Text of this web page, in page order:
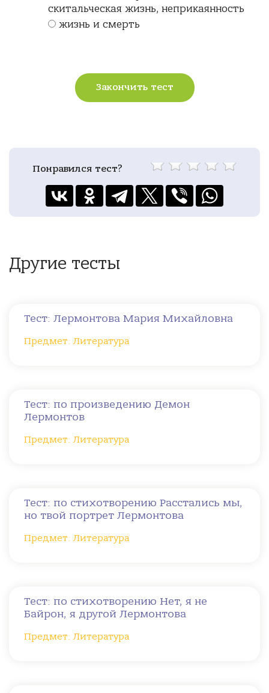
скитальческая жизнь, неприкаянность
жизнь и смерть
Закончить тест
Понравился тест?
Другие тесты
Тест: Лермонтова Мария Михайловна
Предмет: Литература
Тест: по произведению Демон
Лермонтов
Предмет: Литература
Тест: по стихотворению Расстались мы,
но твой портрет Лермонтова
Предмет: Литература
Тест: по стихотворению Нет, я не
Байрон, я другой Лермонтова
Предмет: Литература